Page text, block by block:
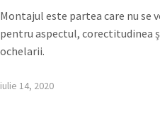
Montajul este partea care nu se
pentru aspectul, corectitudinea
ochelarii.
iulie 14, 2020